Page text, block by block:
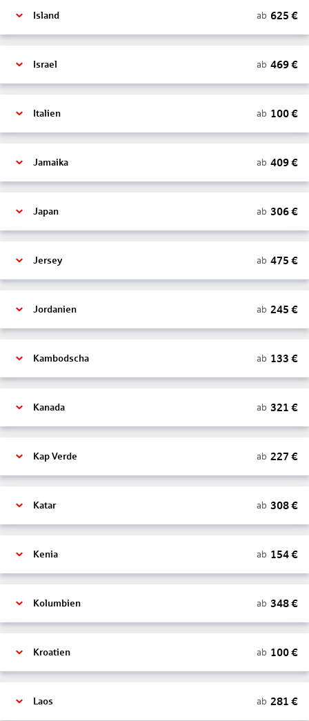
Island ab 625 €
Israel ab 469€
Italien ab 100€
Jamaika ab 409€
Japan ab 306€
Jersey ab 475 €
Jordanien ab 245 €
Kambodscha ab 133 €
Kanada ab 321 €
Kap Verde ab 227 €
Katar ab 308€
Kenia ab 154€
Kolumbien ab 348€
Kroatien ab 100€
Laos ab 281 €